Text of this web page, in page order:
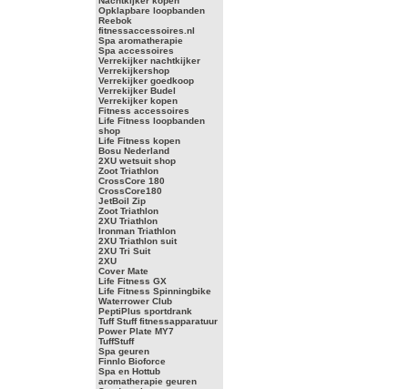
Opklapbare loopbanden
Reebok
fitnessaccessoires.nl
Spa aromatherapie
Spa accessoires
Verrekijker nachtkijker
Verrekijkershop
Verrekijker goedkoop
Verrekijker Budel
Verrekijker kopen
Fitness accessoires
Life Fitness loopbanden
shop
Life Fitness kopen
Bosu Nederland
2XU wetsuit shop
Zoot Triathlon
CrossCore 180
CrossCore180
JetBoil Zip
Zoot Triathlon
2XU Triathlon
Ironman Triathlon
2XU Triathlon suit
2XU Tri Suit
2XU
Cover Mate
Life Fitness GX
Life Fitness Spinningbike
Waterrower Club
PeptiPlus sportdrank
Tuff Stuff fitnessapparatuur
Power Plate MY7
TuffStuff
Spa geuren
Finnlo Bioforce
Spa en Hottub
aromatherapie geuren